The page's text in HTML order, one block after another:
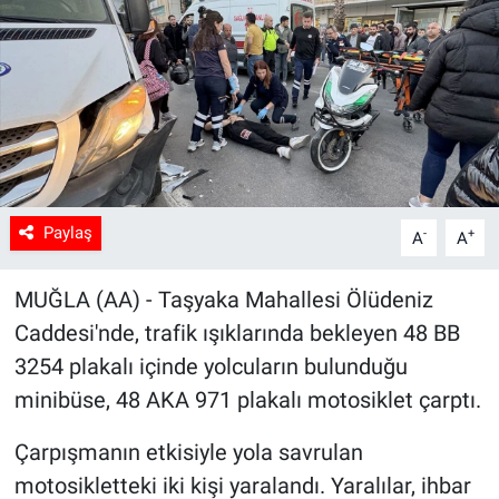
Paylaş A- A+
MUĞLA (AA) - Taşyaka Mahallesi Ölüdeniz
Caddesi'nde, trafik ışıklarında bekleyen 48 BB
3254 plakalı içinde yolcuların bulunduğu
minibüse, 48 AKA 971 plakalı motosiklet çarptı.
Çarpışmanın etkisiyle yola savrulan
motosikletteki iki kişi yaralandı. Yaralılar, ihbar
Sağlık
Spor
Yaşam
Tarım